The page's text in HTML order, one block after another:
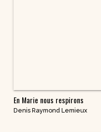
En Marie nous respirons
Denis Raymond Lemieux